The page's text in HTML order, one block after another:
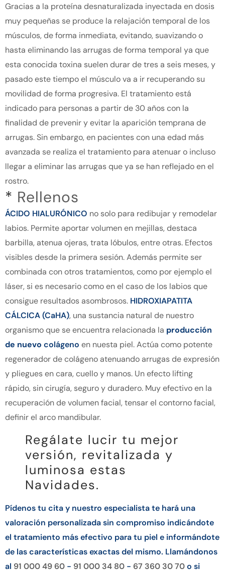
Gracias a la proteína desnaturalizada inyectada en dosis
muy pequeñas se produce la relajación temporal de los
músculos, de forma inmediata, evitando, suavizando o
hasta eliminando las arrugas de forma temporal ya que
esta conocida toxina suelen durar de tres a seis meses, y
pasado este tiempo el músculo va a ir recuperando su
movilidad de forma progresiva. El tratamiento está
indicado para personas a partir de 30 años con la
finalidad de prevenir y evitar la aparición temprana de
arrugas. Sin embargo, en pacientes con una edad más
avanzada se realiza el tratamiento para atenuar o incluso
llegar a eliminar las arrugas que ya se han reflejado en el
rostro.
* Rellenos
ÁCIDO HIALURÓNICO no solo para redibujar y remodelar
labios. Permite aportar volumen en mejillas, destaca
barbilla, atenua ojeras, trata lóbulos, entre otras. Efectos
visibles desde la primera sesión. Además permite ser
combinada con otros tratamientos, como por ejemplo el
láser, si es necesario como en el caso de los labios que
consigue resultados asombrosos. HIDROXIAPATITA
CÁLCICA (CaHA), una sustancia natural de nuestro
organismo que se encuentra relacionada la producción
de nuevo colágeno en nuesta piel. Actúa como potente
regenerador de colágeno atenuando arrugas de expresión
y pliegues en cara, cuello y manos. Un efecto lifting
rápido, sin cirugía, seguro y duradero. Muy efectivo en la
recuperación de volumen facial, tensar el contorno facial,
definir el arco mandibular.
Regálate lucir tu mejor
versión, revitalizada y
luminosa estas
Navidades.
Pídenos tu cita y nuestro especialista te hará una
valoración personalizada sin compromiso indicándote
el tratamiento más efectivo para tu piel e informándote
de las características exactas del mismo. Llamándonos
al 91 000 49 60 - 91 000 34 80 - 67 360 30 70o si